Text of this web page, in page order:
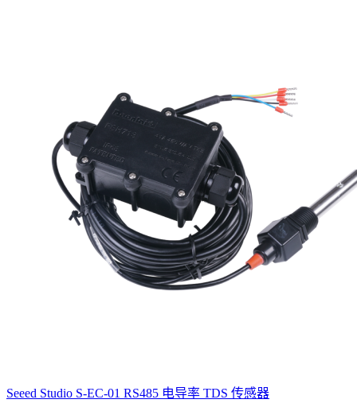
Seeed Studio S-EC-01 RS485 电导率 TDS 传感器